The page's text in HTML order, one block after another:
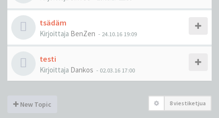
tsädäm
Kirjoittaja BenZen - 24.10.16 19:09
testi
Kirjoittaja Dankos - 02.03.16 17:00
New Topic 8 viestiketjua